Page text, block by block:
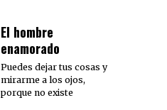
El hombre
enamorado
Puedes dejar tus cosas y
mirarme a los ojos,
porque no existe